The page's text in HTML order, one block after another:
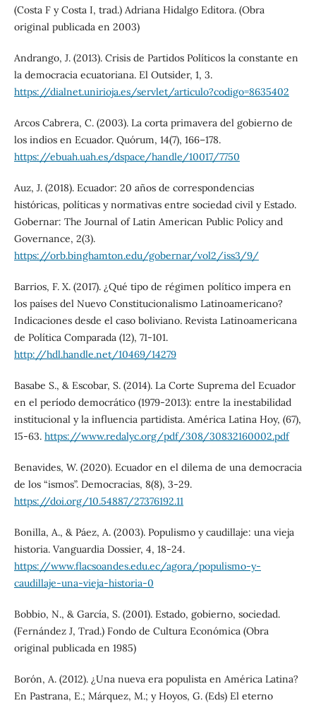
(Costa F y Costa I, trad.) Adriana Hidalgo Editora. (Obra
original publicada en 2003)
Andrango, J. (2013). Crisis de Partidos Políticos la constante en
la democracia ecuatoriana. El Outsider, 1, 3.
https://dialnet.unirioja.es/servlet/articulo?codigo=8635402
Arcos Cabrera, C. (2003). La corta primavera del gobierno de
los indios en Ecuador. Quórum, 14(7), 166–178.
https://ebuah.uah.es/dspace/handle/10017/7750
Auz, J. (2018). Ecuador: 20 años de correspondencias
históricas, políticas y normativas entre sociedad civil y Estado.
Gobernar: The Journal of Latin American Public Policy and
Governance, 2(3).
https://orb.binghamton.edu/gobernar/vol2/iss3/9/
Barrios, F. X. (2017). ¿Qué tipo de régimen político impera en
los países del Nuevo Constitucionalismo Latinoamericano?
Indicaciones desde el caso boliviano. Revista Latinoamericana
de Política Comparada (12), 71-101.
http://hdl.handle.net/10469/14279
Basabe S., & Escobar, S. (2014). La Corte Suprema del Ecuador
en el período democrático (1979-2013): entre la inestabilidad
institucional y la influencia partidista. América Latina Hoy, (67),
15-63. https://www.redalyc.org/pdf/308/30832160002.pdf
Benavides, W. (2020). Ecuador en el dilema de una democracia
de los “ismos”. Democracias, 8(8), 3-29.
https://doi.org/10.54887/27376192.11
Bonilla, A., & Páez, A. (2003). Populismo y caudillaje: una vieja
historia. Vanguardia Dossier, 4, 18-24.
https://www.flacsoandes.edu.ec/agora/populismo-y-
caudillaje-una-vieja-historia-0
Bobbio, N., & García, S. (2001). Estado, gobierno, sociedad.
(Fernández J, Trad.) Fondo de Cultura Económica (Obra
original publicada en 1985)
Borón, A. (2012). ¿Una nueva era populista en América Latina?
En Pastrana, E.; Márquez, M.; y Hoyos, G. (Eds) El eterno